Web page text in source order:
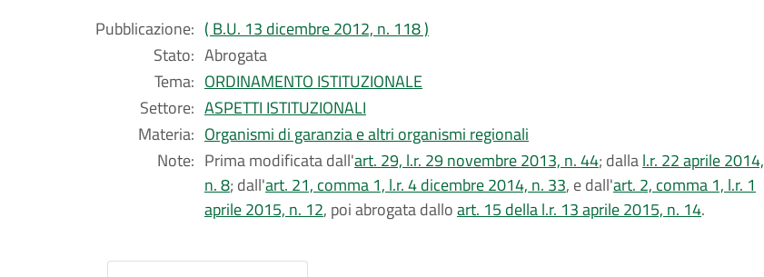
Pubblicazione: ( B.U. 13 dicembre 2012, n. 118 )
Stato: Abrogata
Tema: ORDINAMENTO ISTITUZIONALE
Settore: ASPETTI ISTITUZIONALI
Materia: Organismi di garanzia e altri organismi regionali
Note: Prima modificata dall'art. 29, l.r. 29 novembre 2013, n. 44; dallal.r. 22 aprile 2014,
n. 8; dall'art. 21, comma 1, l.r. 4 dicembre 2014, n. 33, e dall'art. 2, comma 1, l.r. 1
aprile 2015, n. 12, poi abrogata dalloart. 15 della l.r. 13 aprile 2015, n. 14.